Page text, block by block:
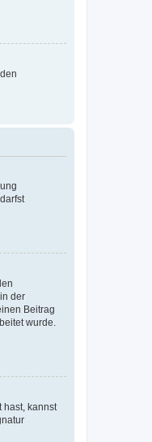
der
Beitrag
wurde.
hast, kannst